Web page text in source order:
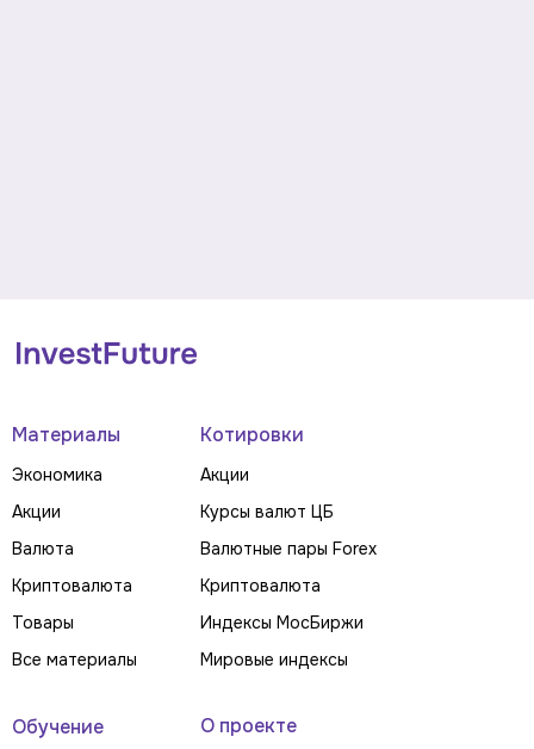
Материалы
Экономика
Акции
Валюта
Криптовалюта
Товары
Все материалы
Котировки
Акции
Курсы валют ЦБ
Валютные пары Forex
Криптовалюта
Индексы МосБиржи
Мировые индексы
Обучение О проекте